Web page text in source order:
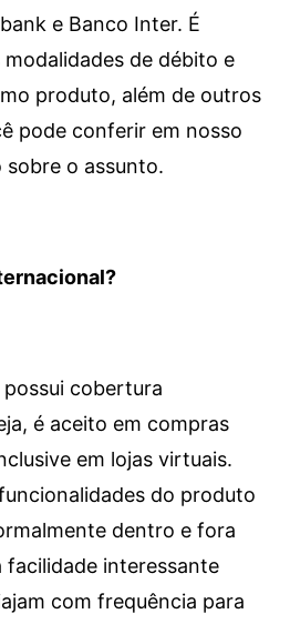
e Banco Inter. É
modalidades de débito e
produto, além de outros
pode conferir em nosso
o assunto.
cobertura
é aceito em compras
em lojas virtuais.
do produto
dentro e fora
facilidade interessante
com frequência para